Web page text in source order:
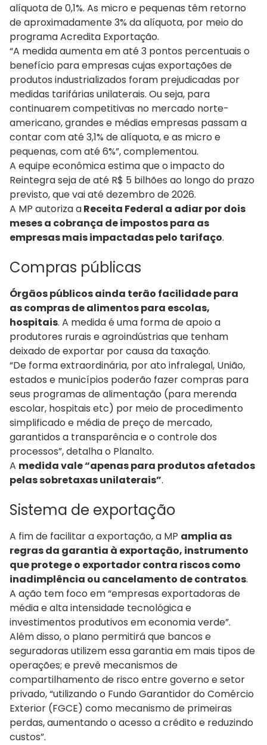
alíquota de 0,1%. As micro e pequenas têm retorno
de aproximadamente 3% da alíquota, por meio do
programa Acredita Exportação.
“A medida aumenta em até 3 pontos percentuais o
benefício para empresas cujas exportações de
produtos industrializados foram prejudicadas por
medidas tarifárias unilaterais. Ou seja, para
continuarem competitivas no mercado norte-
americano, grandes e médias empresas passam a
contar com até 3,1% de alíquota, e as micro e
pequenas, com até 6%”, complementou.
A equipe econômica estima que o impacto do
Reintegra seja de até R$ 5 bilhões ao longo do prazo
previsto, que vai até dezembro de 2026.
A MP autoriza aReceita Federal a adiar por dois
meses a cobrança de impostos para as
empresas mais impactadas pelo tarifaço.
Compras públicas
Órgãos públicos ainda terão facilidade para
as compras de alimentos para escolas,
hospitais. A medida é uma forma de apoio a
produtores rurais e agroindústrias que tenham
deixado de exportar por causa da taxação.
“De forma extraordinária, por ato infralegal, União,
estados e municípios poderão fazer compras para
seus programas de alimentação (para merenda
escolar, hospitais etc) por meio de procedimento
simplificado e média de preço de mercado,
garantidos a transparência e o controle dos
processos”, detalha o Planalto.
A medida vale “apenas para produtos afetados
pelas sobretaxas unilaterais”.
Sistema de exportação
A fim de facilitar a exportação, a MP amplia as
regras da garantia à exportação, instrumento
que protege o exportador contra riscos como
inadimplência ou cancelamento de contratos.
A ação tem foco em “empresas exportadoras de
média e alta intensidade tecnológica e
investimentos produtivos em economia verde”.
Além disso, o plano permitirá que bancos e
seguradoras utilizem essa garantia em mais tipos de
operações; e prevê mecanismos de
compartilhamento de risco entre governo e setor
privado, “utilizando o Fundo Garantidor do Comércio
Exterior (FGCE) como mecanismo de primeiras
perdas, aumentando o acesso a crédito e reduzindo
custos”.